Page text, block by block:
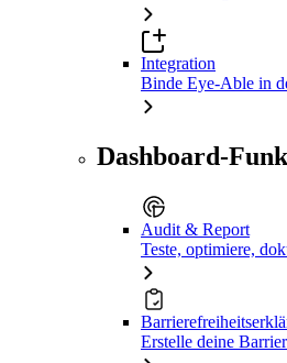
Integration
Binde Eye-Able in
Dashboard-
Audit & Report
Teste, optimiere,
Erstelle deine